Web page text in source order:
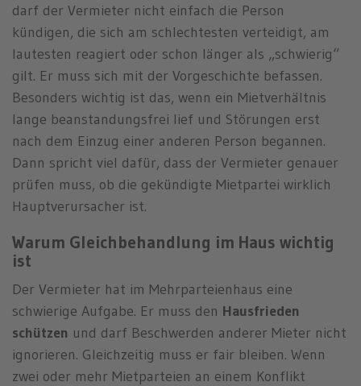
darf der Vermieter nicht einfach die Person
kündigen, die sich am schlechtesten verteidigt, am
lautesten reagiert oder schon länger als „schwierig“
gilt. Er muss sich mit der Vorgeschichte befassen.
Besonders wichtig ist das, wenn ein Mietverhältnis
lange beanstandungsfrei lief und Störungen erst
nach dem Einzug einer anderen Person begannen.
Dann spricht viel dafür, dass der Vermieter genauer
prüfen muss, ob die gekündigte Mietpartei wirklich
Hauptverursacher ist.
Warum Gleichbehandlung im Haus wichtig
ist
Der Vermieter hat im Mehrparteienhaus eine
schwierige Aufgabe. Er muss den Hausfrieden
schützen und darf Beschwerden anderer Mieter nicht
ignorieren. Gleichzeitig muss er fair bleiben. Wenn
zwei oder mehr Mietparteien an einem Konflikt